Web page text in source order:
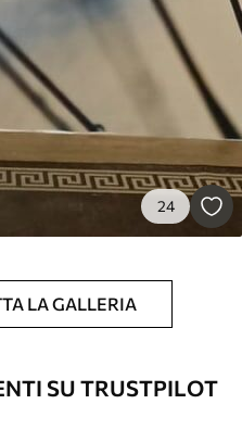
24
LA GALLERIA
SU TRUSTPILOT